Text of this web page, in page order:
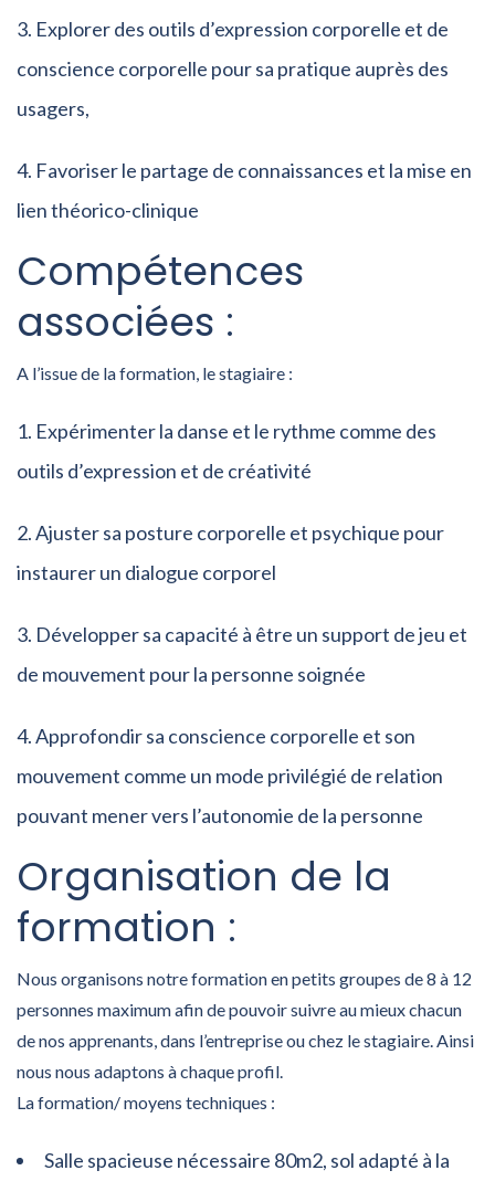
Explorer des outils d’expression corporelle et de
conscience corporelle pour sa pratique auprès des
usagers,
Favoriser le partage de connaissances et la mise en
lien théorico-clinique
Compétences
associées :
A l’issue de la formation, le stagiaire :
Expérimenter la danse et le rythme comme des
outils d’expression et de créativité
Ajuster sa posture corporelle et psychique pour
instaurer un dialogue corporel
Développer sa capacité à être un support de jeu et
de mouvement pour la personne soignée
Approfondir sa conscience corporelle et son
mouvement comme un mode privilégié de relation
pouvant mener vers l’autonomie de la personne
Organisation de la
formation :
Nous organisons notre formation en petits groupes de 8 à 12
personnes maximum afin de pouvoir suivre au mieux chacun
de nos apprenants, dans l’entreprise ou chez le stagiaire. Ainsi
nous nous adaptons à chaque profil.
La formation/ moyens techniques :
Salle spacieuse nécessaire 80m2, sol adapté à la